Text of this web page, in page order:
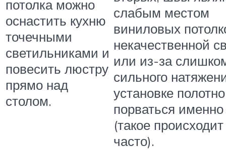
потолка можно
оснастить кухню
точечными
светильниками и
повесить люстру
прямо над
столом.
слабым местом
виниловых
некачественной
или из-за
сильного
установке
порваться
(такое
часто).